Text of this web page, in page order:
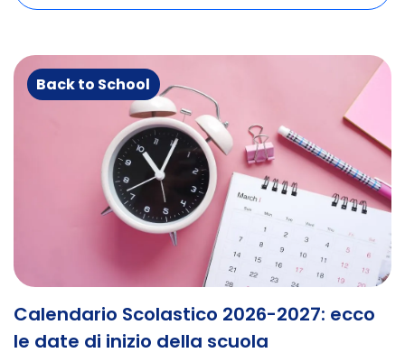
Back to School
Calendario Scolastico 2026-2027: ecco
le date di inizio della scuola